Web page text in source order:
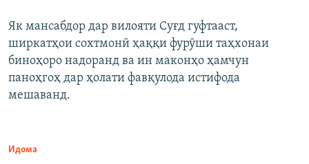
Як мансабдор дар вилояти Суғд гуфтааст,
ширкатҳои сохтмонӣ ҳаққи фурӯши таҳхонаи
биноҳоро надоранд ва ин маконҳо ҳамчун
паноҳгоҳ дар ҳолати фавқулода истифода
мешаванд.
Идома